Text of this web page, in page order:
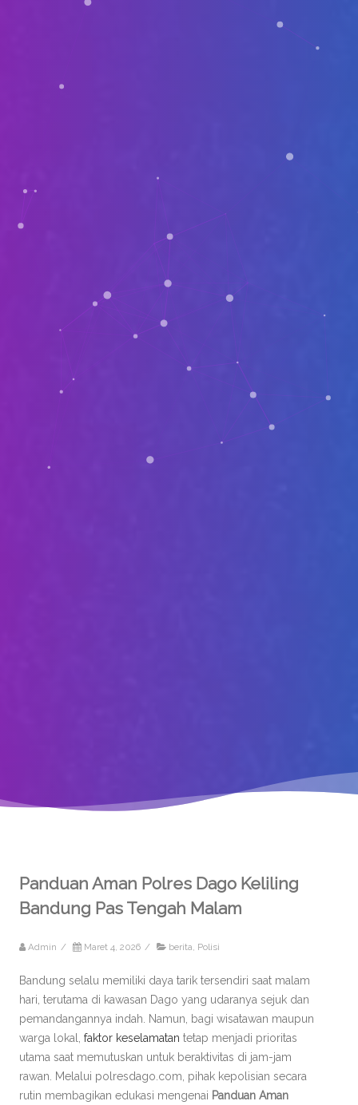
Panduan Aman Polres Dago Keliling
Bandung Pas Tengah Malam
Admin / Maret 4, 2026 / berita Polisi
Bandung selalu memiliki daya tarik tersendiri saat malam
hari, terutama di kawasan Dago yang udaranya sejuk dan
pemandangannya indah. Namun, bagi wisatawan maupun
warga lokal, faktor keselamatan tetap menjadi prioritas
utama saat memutuskan untuk beraktivitas di jam-jam
rawan. Melalui polresdago.com, pihak kepolisian secara
rutin membagikan edukasi mengenai Panduan Aman